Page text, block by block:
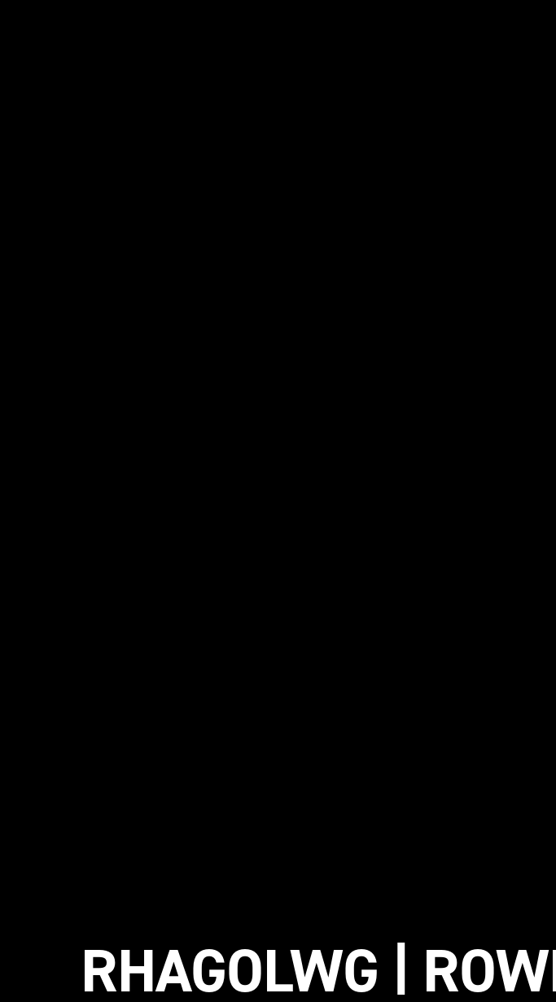
RHAGOLWG |